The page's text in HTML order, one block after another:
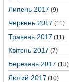
Липень 2017 (9)
Червень 2017 (11)
Травень 2017 (11)
Квітень 2017 (7)
Березень 2017 (13)
Лютий 2017 (10)